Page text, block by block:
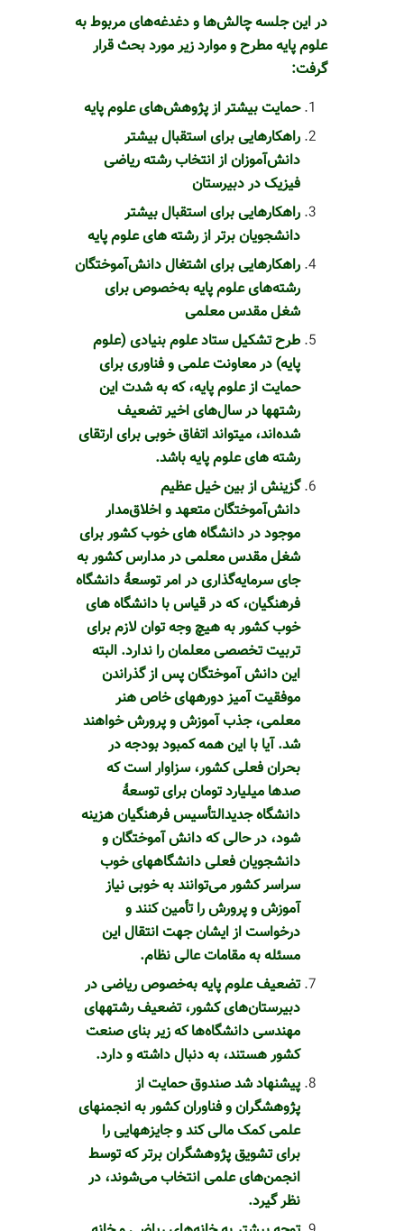
در این جلسه چالش‌ها و دغدغه‌های مربوط به
علوم پایه مطرح و موارد زیر مورد بحث قرار
گرفت:
حمایت بیشتر از پژوهش‌های علوم پایه
راهکارهایی برای استقبال بیشتر
دانش‌آموزان از انتخاب رشته ریاضی
فیزیک در دبیرستان
راهکارهایی برای استقبال بیشتر
دانشجویان برتر از رشته های علوم پایه
راهکارهایی برای اشتغال دانش‌آموختگان
رشته‌های علوم پایه به‌خصوص برای
شغل مقدس معلمی
طرح تشکیل ستاد علوم بنیادی (علوم
پایه) در معاونت علمی و فناوری برای
حمایت از علوم پایه، که به شدت این
رشته‎ها در سال‌های اخیر تضعیف
شده‌اند، می‎تواند اتفاق خوبی برای ارتقای
رشته های علوم پایه باشد.
گزینش از بین خیل عظیم
دانش‌آموختگان متعهد و اخلاق‌مدار
موجود در دانشگاه‌ های خوب کشور برای
شغل مقدس معلمی در مدارس کشور به
جای سرمایه‌گذاری در امر توسعۀ دانشگاه
فرهنگیان، که در قیاس با دانشگاه‎ های
خوب کشور به هیچ وجه توان لازم برای
تربیت تخصصی معلمان را ندارد. البته
این دانش آموختگان پس از گذراندن‌
موفقیت ‎آمیز دوره‎های خاص هنر
معلمی، جذب آموزش و پرورش خواهند
شد. آیا با این همه کمبود بودجه در
بحران فعلی کشور، سزاوار است که
صد‎ها میلیارد تومان برای توسعۀ
دانشگاه جدیدالتأسیس فرهنگیان هزینه
شود، در حالی که دانش‏ آموختگان و
دانشجویان فعلی دانشگاه‎های خوب
سراسر کشور می‌توانند به خوبی نیاز
آموزش و پرورش را تأمین کنند و
درخواست از ایشان جهت انتقال این
مسئله به مقامات عالی نظام.
تضعیف علوم پایه به‌خصوص ریاضی در
دبیرستان‌های کشور، تضعیف رشته‎های
مهندسی دانشگاه‌ها که زیر بنای صنعت
کشور هستند، به دنبال داشته و دارد.
پیشنهاد شد صندوق حمایت از
پژوهشگران و فناوران کشور به انجمن‎های
علمی کمک مالی کند و جایزه‎هایی را
برای تشویق پژوهشگران برتر که توسط
انجمن‌های علمی انتخاب می‌شوند، در
نظر گیرد.